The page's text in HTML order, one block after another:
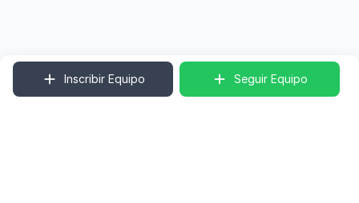
Inscribir Equipo Seguir Equipo